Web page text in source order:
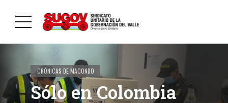
CRÓNICAS DE MACONDO
Sólo en Colombia